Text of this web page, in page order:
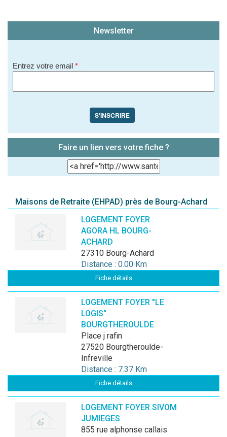
Newsletter
Entrez votre email *
S'INSCRIRE
Faire un lien vers votre fiche ?
Maisons de Retraite (EHPAD) près de Bourg-Achard
LOGEMENT FOYER
AGORA HL BOURG-
ACHARD
27310 Bourg-Achard
Distance : 0.00 Km
Fiche détails
LOGEMENT FOYER "LE
LOGIS"
BOURGTHEROULDE
place j rafin
27520 Bourgtheroulde-
Infreville
Distance : 7.37 Km
Fiche détails
LOGEMENT FOYER SIVOM
JUMIEGES
855 rue alphonse callais